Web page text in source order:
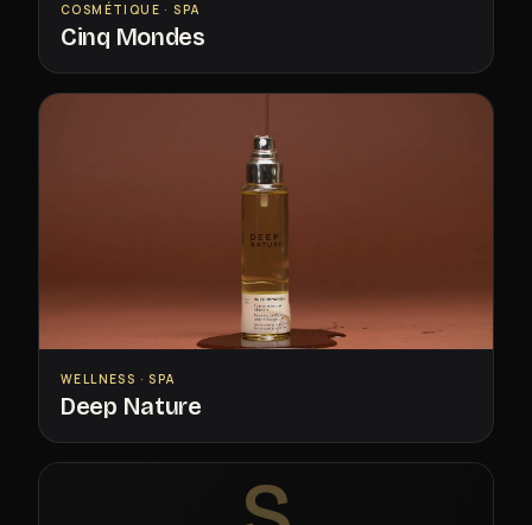
COSMÉTIQUE · SPA
Cinq Mondes
WELLNESS · SPA
Deep Nature